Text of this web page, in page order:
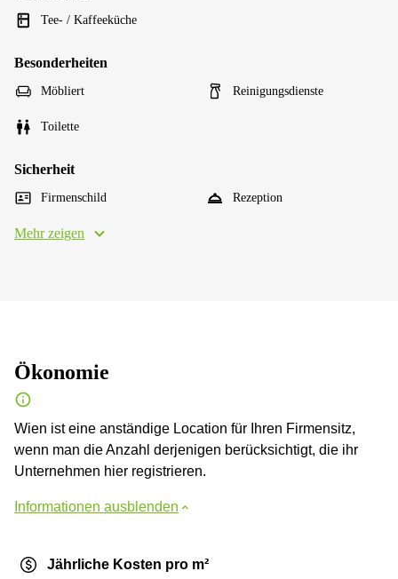
Tee- / Kaffeeküche
Besonderheiten
Möbliert Reinigungsdienste
Toilette
Sicherheit
Firmenschild Rezeption
Mehr zeigen
Ökonomie
Wien ist eine anständige Location für Ihren Firmensitz,
wenn man die Anzahl derjenigen berücksichtigt, die ihr
Unternehmen hier registrieren.
Informationen ausblenden
Jährliche Kosten pro m²